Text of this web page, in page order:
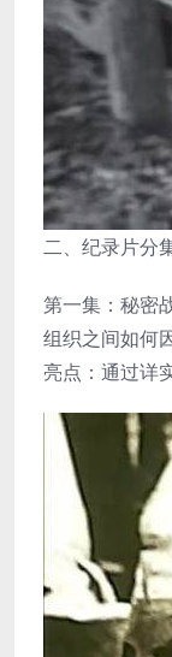
二、纪录片分
第一集：秘密
组织之间如何
亮点：通过详